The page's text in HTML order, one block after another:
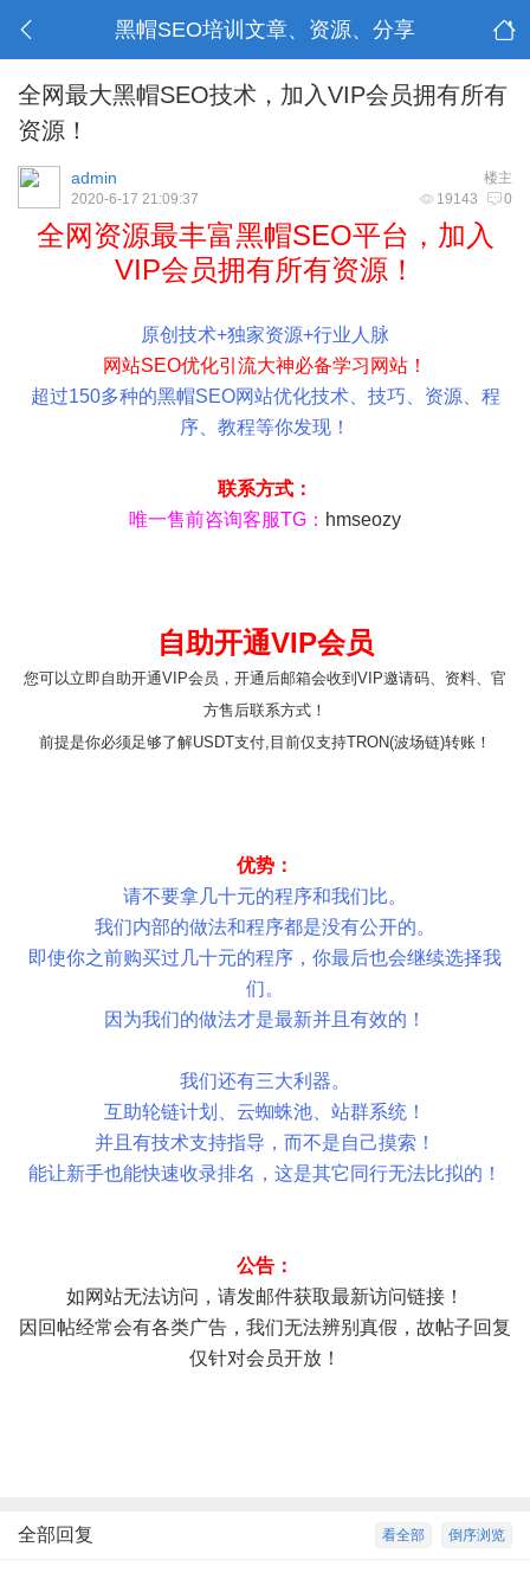
黑帽SEO培训文章、资源、分享
全网最大黑帽SEO技术，加入VIP会员拥有所有
资源！
楼主
admin
19143 0
2020-6-17 21:09:37
全网资源最丰富黑帽SEO平台，加入
VIP会员拥有所有资源！
原创技术+独家资源+行业人脉
网站SEO优化引流大神必备学习网站！
超过150多种的黑帽SEO网站优化技术、技巧、资源、程
序、教程等你发现！
联系方式 ：
唯一售前咨询客服TG： hmseozy
自助开通VIP会员
您可以立即自助开通VIP会员，开通后邮箱会收到VIP邀请码、资料、官
方售后联系方式 ！
前提是你必须足够了解USDT支付,目前仅支持TRON(波场链)转账 ！
优势：
请不要拿几十元的程序和我们比。
我们内部的做法和程序都是没有公开的。
即使你之前购买过几十元的程序，你最后也会继续选择我
们。
因为我们的做法才是最新并且有效的！
我们还有三大利器。
互助轮链计划、云蜘蛛池、站群系统！
并且有技术支持指导，而不是自己摸索！
能让新手也能快速收录排名，这是其它同行无法比拟的！
公告 ：
如网站无法访问，请发邮件获取最新访问链接！
因回帖经常会有各类广告，我们无法辨别真假，故帖子回复
仅针对会员开放！
倒序浏览
看全部
全部回复